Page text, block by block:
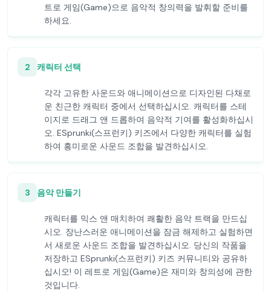
트로 게임(Game)으로 음악적 창의력을 발휘할 준비를
하세요.
2 캐릭터 선택
각각 고유한 사운드와 애니메이션으로 디자인된 다채로
운 친근한 캐릭터 중에서 선택하십시오. 캐릭터를 스테
이지로 드래그 앤 드롭하여 음악적 기여를 활성화하십시
오. ESprunki(스프런키) 키즈에서 다양한 캐릭터를 실험
하여 흥미로운 사운드 조합을 발견하십시오.
3 음악 만들기
캐릭터를 믹스 앤 매치하여 쾌활한 음악 트랙을 만드십
시오. 장난스러운 애니메이션을 잠금 해제하고 실험하면
서 새로운 사운드 조합을 발견하십시오. 당신의 작품을
저장하고 ESprunki(스프런키) 키즈 커뮤니티와 공유하
십시오! 이 레트로 게임(Game)은 재미와 창의성에 관한
것입니다.